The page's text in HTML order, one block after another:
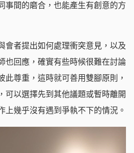
事間的磨合，也能產生有創意的方
會者提出如何處理衝突意見，以及
也回應，確實有些時候很難在討論
此尊重，這時就可善用雙腳原則，
可以選擇先到其他議題或暫時離開
上幾乎沒有遇到爭執不下的情況。